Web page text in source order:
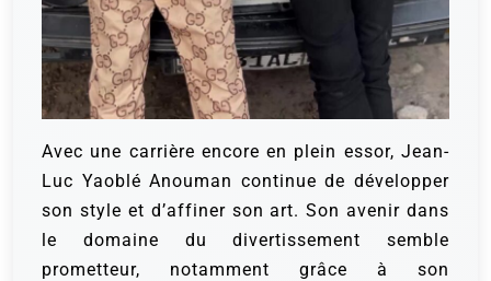
Avec une carrière encore en plein essor, Jean-
Luc Yaoblé Anouman continue de développer
son style et d’affiner son art. Son avenir dans
le domaine du divertissement semble
prometteur, notamment grâce à son